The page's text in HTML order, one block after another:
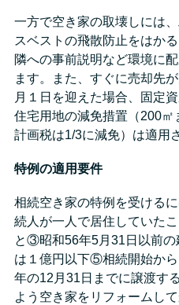
一方で空き家の取壊しには
スベストの飛散防止をはか
隣への事前説明など環境に
ます。また、すぐに売却先
月１日を迎えた場合、固定
住宅用地の減免措置（200
計画税は1/3に減免）は適用
特例の適用要件
相続空き家の特例を受ける
続人が一人で居住していた
と③昭和56年5月31日以前
は１億円以下⑤相続開始か
年の12月31日までに譲渡す
よう空き家をリフォームし